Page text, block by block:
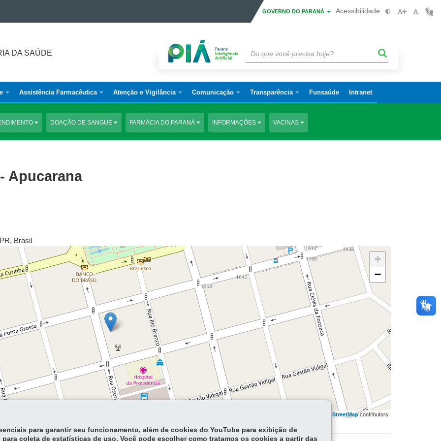
GOVERNO DO PARANÁ Acessibilidade
DA SAÚDE
Assistência Farmacêutica Atenção e Vigilância Comunicação Transparência Funsaúde Intranet
DOAÇÃO DE SANGUE FARMÁCIA DO PARANÁ INFORMAÇÕES VACINAS
Apucarana
PR, Brasil
+
−
OpenStreetMapcontributors
para garantir seu funcionamento, além de cookies do YouTube para exibição de
coleta de estatísticas de uso. Você pode escolher como tratamos os cookies a partir das